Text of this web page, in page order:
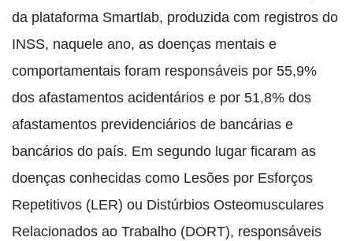
da plataforma Smartlab, produzida com registros do
INSS, naquele ano, as doenças mentais e
comportamentais foram responsáveis por 55,9%
dos afastamentos acidentários e por 51,8% dos
afastamentos previdenciários de bancárias e
bancários do país. Em segundo lugar ficaram as
doenças conhecidas como Lesões por Esforços
Repetitivos (LER) ou Distúrbios Osteomusculares
Relacionados ao Trabalho (DORT), responsáveis